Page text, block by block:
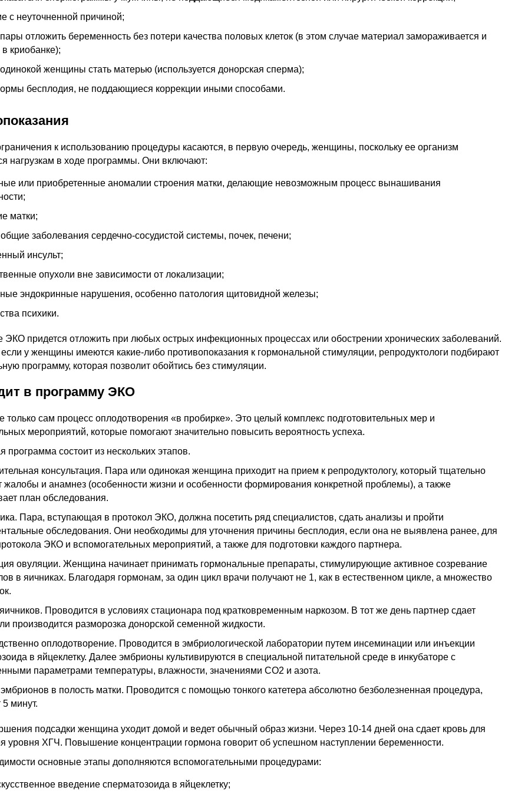
с неуточненной причиной;
отложить беременность без потери качества половых клеток (в этом случае материал замораживается и
криобанке);
женщины стать матерью (используется донорская сперма);
бесплодия, не поддающиеся коррекции иными способами.
к использованию процедуры касаются, в первую очередь, женщины, поскольку ее организм
нагрузкам в ходе программы. Они включают:
или приобретенные аномалии строения матки, делающие невозможным процесс вынашивания
матки;
заболевания сердечно-сосудистой системы, почек, печени;
инсульт;
опухоли вне зависимости от локализации;
эндокринные нарушения, особенно патология щитовидной железы;
психики.
ЭКО придется отложить при любых острых инфекционных процессах или обострении хронических заболеваний.
если у женщины имеются какие-либо противопоказания к гормональной стимуляции, репродуктологи подбирают
программу, которая позволит обойтись без стимуляции.
в программу ЭКО
только сам процесс оплодотворения «в пробирке». Это целый комплекс подготовительных мер и
мероприятий, которые помогают значительно повысить вероятность успеха.
программа состоит из нескольких этапов.
консультация. Пара или одинокая женщина приходит на прием к репродуктологу, который тщательно
жалобы и анамнез (особенности жизни и особенности формирования конкретной проблемы), а также
план обследования.
Пара, вступающая в протокол ЭКО, должна посетить ряд специалистов, сдать анализы и пройти
обследования. Они необходимы для уточнения причины бесплодия, если она не выявлена ранее, для
ЭКО и вспомогательных мероприятий, а также для подготовки каждого партнера.
овуляции. Женщина начинает принимать гормональные препараты, стимулирующие активное созревание
в яичниках. Благодаря гормонам, за один цикл врачи получают не 1, как в естественном цикле, а множество
Проводится в условиях стационара под кратковременным наркозом. В тот же день партнер сдает
производится разморозка донорской семенной жидкости.
оплодотворение. Проводится в эмбриологической лаборатории путем инсеминации или инъекции
в яйцеклетку. Далее эмбрионы культивируются в специальной питательной среде в инкубаторе с
параметрами температуры, влажности, значениями СО2 и азота.
в полость матки. Проводится с помощью тонкого катетера абсолютно безболезненная процедура,
минут.
подсадки женщина уходит домой и ведет обычный образ жизни. Через 10-14 дней она сдает кровь для
уровня ХГЧ. Повышение концентрации гормона говорит об успешном наступлении беременности.
основные этапы дополняются вспомогательными процедурами:
введение сперматозоида в яйцеклетку;